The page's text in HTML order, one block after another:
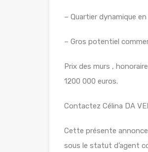
– Quartier dynamique
– Gros potentiel
Prix des murs ,
1200 000 euros.
Contactez Célina DA
Cette présente
sous le statut d’agent